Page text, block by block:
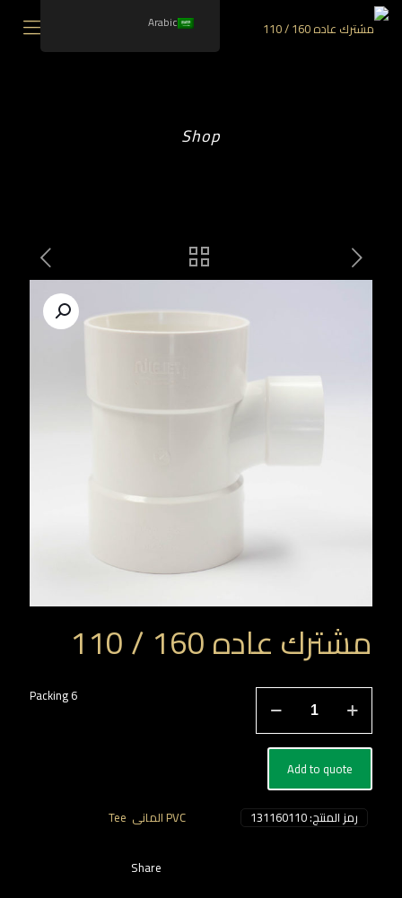
Shop
مشترك عاده 160 / 110
Packing 6 كمية
مشترك
عاده
160
Add to quote
رمز المنتج:131160110 PVC المانى Tee
Share
Arabic